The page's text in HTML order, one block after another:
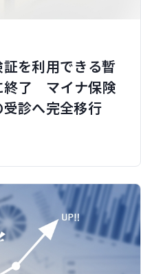
を利用できる暫
終了 マイナ保険
診へ完全移行